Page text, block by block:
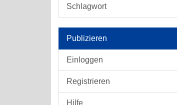
Schlagwort
Publizieren
Einloggen
Registrieren
Hilfe